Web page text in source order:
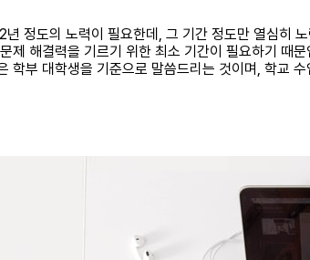
정도의 노력이 필요한데, 그 기간 정도만 열심히
제 해결력을 기르기 위한 최소 기간이 필요하기 때
학부 대학생을 기준으로 말씀드리는 것이며, 학교